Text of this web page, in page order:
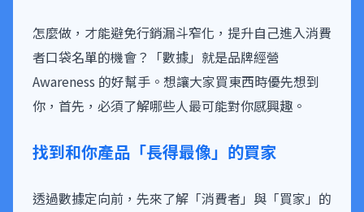
怎麼做，才能避免行銷漏斗窄化，提升自己進入消費
者口袋名單的機會？「數據」就是品牌經營
Awareness 的好幫手。想讓大家買東西時優先想到
你，首先，必須了解哪些人最可能對你感興趣。
找到和你產品「長得最像」的買家
透過數據定向前，先來了解「消費者」與「買家」的